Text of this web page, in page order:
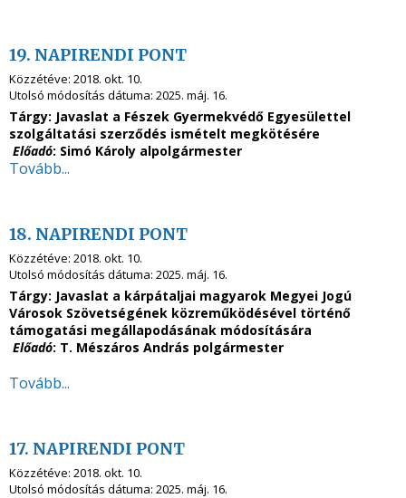
19. NAPIRENDI PONT
Közzétéve: 2018. okt. 10.
Utolsó módosítás dátuma: 2025. máj. 16.
Tárgy: Javaslat a Fészek Gyermekvédő Egyesülettel
szolgáltatási szerződés ismételt megkötésére
Előadó: Simó Károly alpolgármester
Tovább...
18. NAPIRENDI PONT
Közzétéve: 2018. okt. 10.
Utolsó módosítás dátuma: 2025. máj. 16.
Tárgy: Javaslat a kárpátaljai magyarok Megyei Jogú
Városok Szövetségének közreműködésével történő
támogatási megállapodásának módosítására
Előadó: T. Mészáros András polgármester
Tovább...
17. NAPIRENDI PONT
Közzétéve: 2018. okt. 10.
Utolsó módosítás dátuma: 2025. máj. 16.